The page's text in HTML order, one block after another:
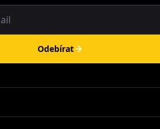
Odebírat